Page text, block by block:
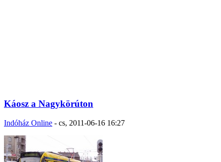
Káosz a Nagykörúton
Indóház Online - cs, 2011-06-16 16:27